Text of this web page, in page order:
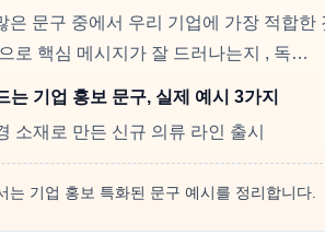
은 문구 중에서 우리 기업에 가장 적합
로 핵심 메시지가 잘 드러나는지 , 독…
는 기업 홍보 문구, 실제 예시 3가지
소재로 만든 신규 의류 라인 출시
는 기업 홍보 특화된 문구 예시를 정리합니다.